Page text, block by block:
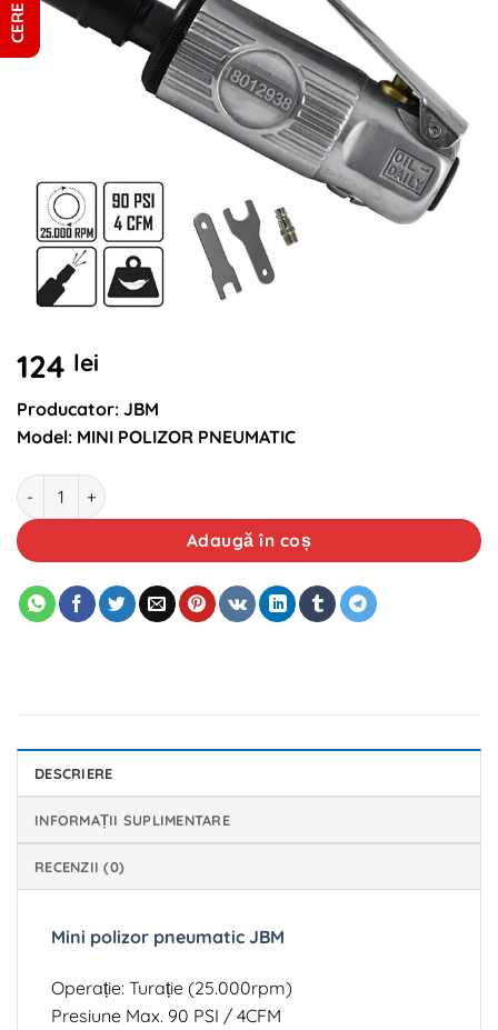
124 lei
Producator: JBM
Model: MINI POLIZOR PNEUMATIC
Cantitate Mini polizor pneumatic JBM
Adaugă în coș
DESCRIERE
INFORMAȚII SUPLIMENTARE
RECENZII (0)
Mini polizor pneumatic JBM
Operație: Turație (25.000rpm)
Presiune Max. 90 PSI / 4CFM